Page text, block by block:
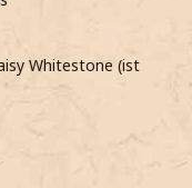
Whitestone (ist